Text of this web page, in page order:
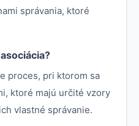
správania, ktoré
proces, pri ktorom sa
ktoré majú určité vzory
vlastné správanie.